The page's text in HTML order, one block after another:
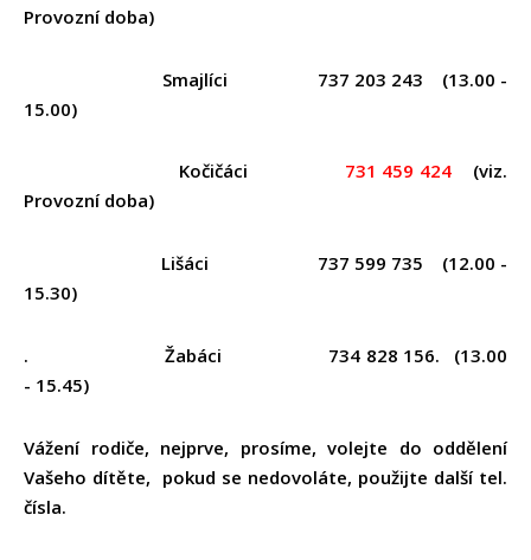
Provozní doba)
Smajlíci 737 203 243 (13.00 -
15.00)
Kočičáci 731 459 424
(viz.
Provozní doba)
Lišáci 737 599 735 (12.00 -
15.30)
. Žabáci 734 828 156. (13.00
- 15.45)
Vážení rodiče, nejprve, prosíme, volejte do oddělení
Vašeho dítěte, pokud se nedovoláte, použijte další tel.
čísla.